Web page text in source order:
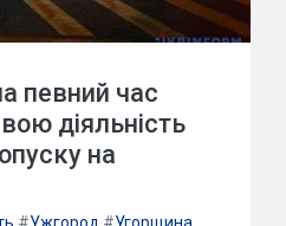
певний час
діяльність
на